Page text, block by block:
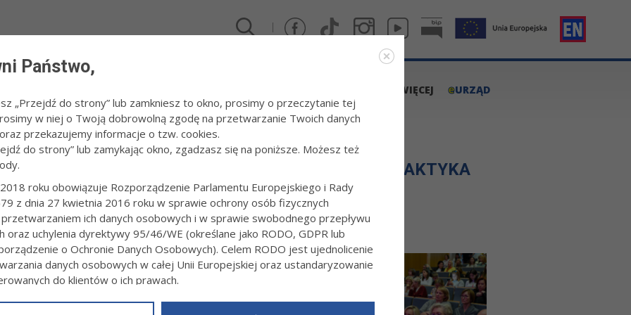
WIĘCEJ eURZĄD
/ Konferencja "Dotknij. Zbadaj. Nie zwlekaj-profilaktyka raka piersi"
"DOTKNIJ. ZBADAJ. NIE ZWLEKAJ-PROFILAKTYKA
fot. Paweł Topolski
Państwo,
„Przejdź do strony” lub zamkniesz to okno, prosimy o przeczytanie tej
w niej o Twoją dobrowolną zgodę na przetwarzanie Twoich danych
przekazujemy informacje o tzw. cookies.
do strony” lub zamykając okno, zgadzasz się na poniższe. Możesz też
roku obowiązuje Rozporządzenie Parlamentu Europejskiego i Rady
z dnia 27 kwietnia 2016 roku w sprawie ochrony osób fizycznych
ich danych osobowych i w sprawie swobodnego przepływu
oraz uchylenia dyrektywy 95/46/WE (określane jako RODO, GDPR lub
o Ochronie Danych Osobowych). Celem RODO jest ujednolicenie
danych osobowych w całej Unii Europejskiej oraz ustandaryzowanie
do klientów o ich prawach.
powyższym, w zakładceRODOna stroniehttps://www.tarnow.pl/Wiecej-